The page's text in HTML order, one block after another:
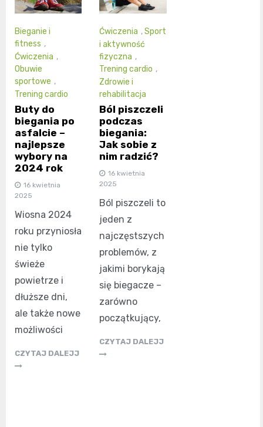
Bieganie i
fitness ,
Ćwiczenia ,
Obuwie
sportowe ,
Trening cardio
Buty do
biegania po
asfalcie –
najlepsze
wybory na
2024 rok
16 kwietnia
2025
Wiosna 2024
roku przyniosła
nie tylko
świeże
powietrze i
dłuższe dni,
ale także nowe
możliwości
CZYTAJ DALEJJ
Ćwiczenia ,Sport
i aktywność
fizyczna ,
Trening cardio ,
Zdrowie i
rehabilitacja
Ból piszczeli
podczas
biegania:
Jak sobie z
nim radzić?
16 kwietnia
2025
Ból piszczeli to
jeden z
najczęstszych
problemów, z
jakimi borykają
się biegacze –
zarówno
początkujący,
CZYTAJ DALEJJ